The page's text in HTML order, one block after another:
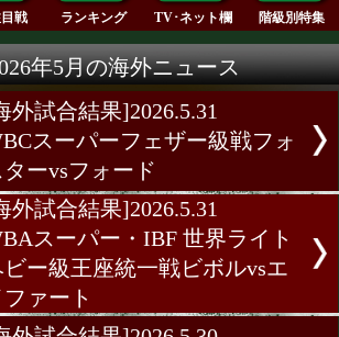
注目戦 ランキング TV･ネット欄
年5月の海外ニュース
[海外試合結果]2026.5.31
WBCスーパーフェザー級
スターvsフォード
[海外試合結果]2026.5.31